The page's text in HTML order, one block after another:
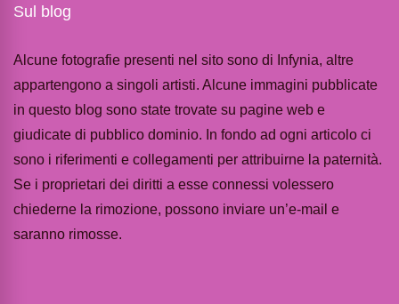
Sul blog
Alcune fotografie presenti nel sito sono di Infynia, altre
appartengono a singoli artisti. Alcune immagini pubblicate
in questo blog sono state trovate su pagine web e
giudicate di pubblico dominio. In fondo ad ogni articolo ci
sono i riferimenti e collegamenti per attribuirne la paternità.
Se i proprietari dei diritti a esse connessi volessero
chiederne la rimozione, possono inviare un’e-mail e
saranno rimosse.